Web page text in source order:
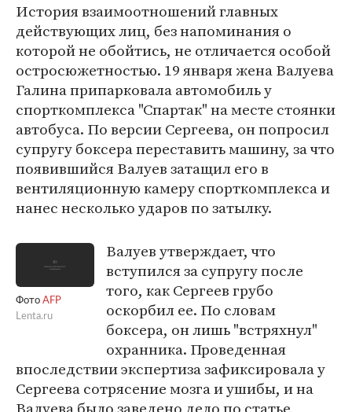
История взаимоотношений главных
действующих лиц, без напоминания о
которой не обойтись, не отличается особой
остросюжетностью. 19 января жена Валуева
Галина припарковала автомобиль у
спорткомплекса "Спартак" на месте стоянки
автобуса. По версии Сергеева, он попросил
супругу боксера переставить машину, за что
появившийся Валуев затащил его в
вентиляционную камеру спорткомплекса и
нанес несколько ударов по затылку.
Фото AFP
Lenta.ru
Валуев утверждает, что
вступился за супругу после
того, как Сергеев грубо
оскорбил ее. По словам
боксера, он лишь "встряхнул"
охранника. Проведенная
впоследствии экспертиза зафиксировала у
Сергеева сотрясение мозга и ушибы, и на